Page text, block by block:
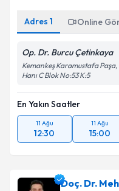
kapsamda
Adres 1 Online
Op. Dr. Burcu Çetinkaya
Kemankeş Karamustafa Paşa,
Hanı C Blok No:53 K:5
En Yakın Saatler
11 Ağu
12:30
11 Ağu
15:00
Doç. Dr.